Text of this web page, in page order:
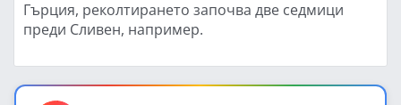
Гърция, реколтирането започва две седмици
преди Сливен, например.